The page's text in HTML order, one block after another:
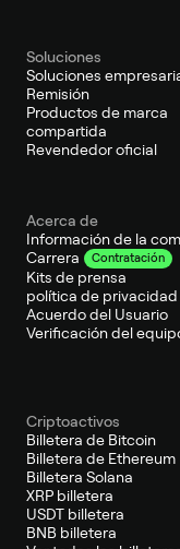
Soluciones
Soluciones
Remisión
Productos de marca
compartida
Revendedor oficial
Acerca de
Información de la
Carrera
Contratación
Kits de prensa
política de privacidad
Acuerdo del Usuario
Verificación del
Criptoactivos
Billetera de Bitcoin
Billetera de Ethereum
Billetera Solana
XRP billetera
USDT billetera
BNB billetera